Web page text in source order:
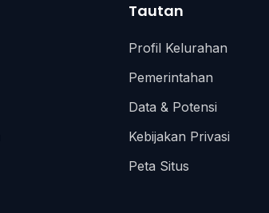
Tautan
Profil Kelurahan
Pemerintahan
Data & Potensi
Kebijakan Privasi
Peta Situs